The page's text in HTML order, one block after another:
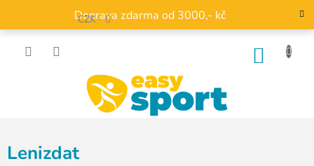
obsah
Doprava zdarma od 3000,- kč
CZK
Lenizdat